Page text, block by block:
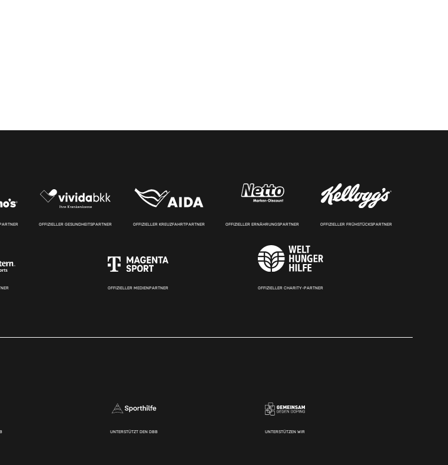
OFFIZIELLER GESUNDHEITSPARTNER OFFIZIELLER KREUZFAHRTPARTNER OFFIZIELLER ERNÄHRUNGSPARTNER OFFIZIELLER FRÜHSTÜCKSPARTNER
OFFIZIELLER MEDIENPARTNER OFFIZIELLER CHARITY-PARTNER
UNTERSTÜTZT DEN DBB UNTERSTÜTZEN WIR